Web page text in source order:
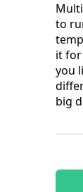
to
it for
you
big